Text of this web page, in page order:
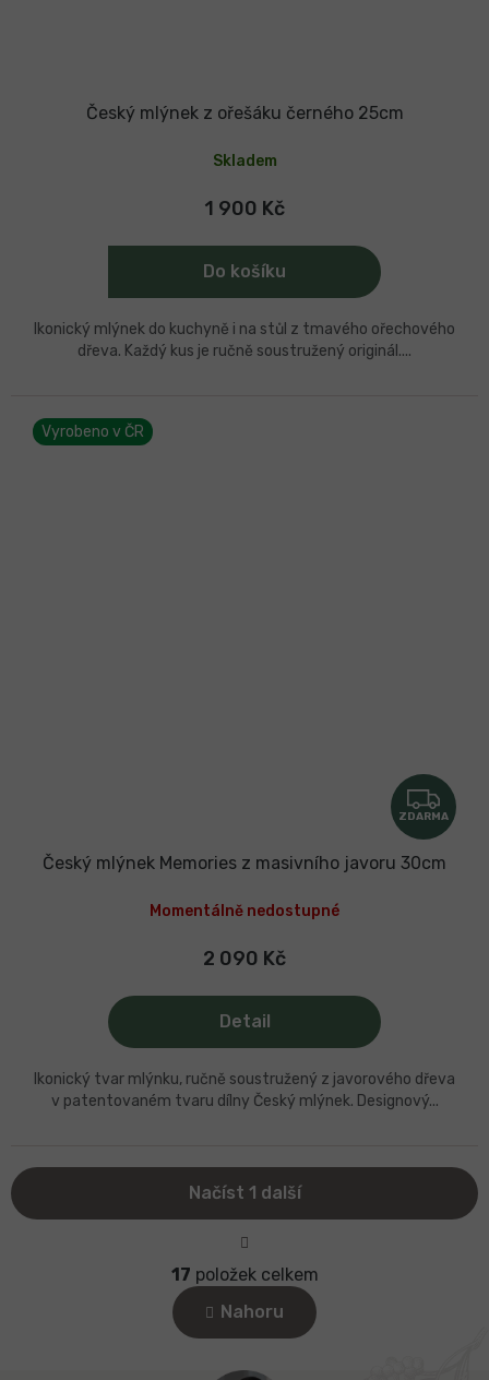
Český mlýnek z ořešáku černého 25cm
Skladem
1 900 Kč
Do košíku
Ikonický mlýnek do kuchyně i na stůl z tmavého ořechového
dřeva. Každý kus je ručně soustružený originál....
Vyrobeno v ČR
Z
D
A
ZDARMA
Český mlýnek Memories z masivního javoru 30cm
Momentálně nedostupné
2 090 Kč
Detail
Ikonický tvar mlýnku, ručně soustružený z javorového dřeva
v patentovaném tvaru dílny Český mlýnek. Designový...
v
l
á
d
a
Načíst 1 další
t
r
á
n
k
o
17 položek celkem
Nahoru